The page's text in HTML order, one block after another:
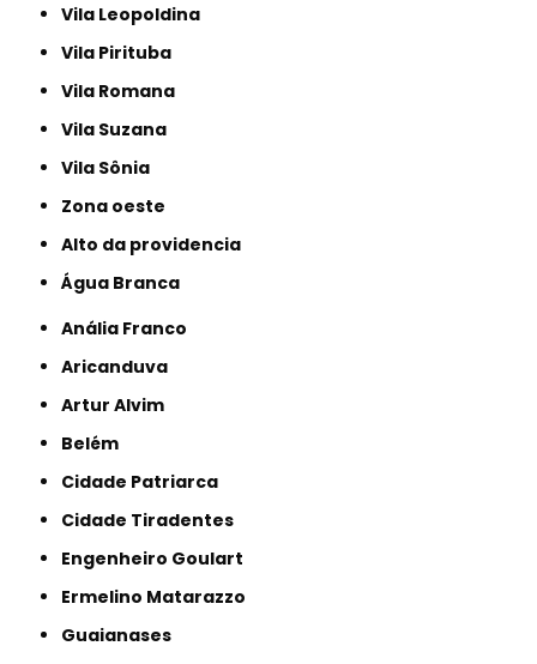
Vila Leopoldina
Vila Pirituba
Vila Romana
Vila Suzana
Vila Sônia
Zona oeste
alto da providencia
Água Branca
Anália Franco
Aricanduva
Artur Alvim
Belém
Cidade Patriarca
Cidade Tiradentes
Engenheiro Goulart
Ermelino Matarazzo
Guaianases